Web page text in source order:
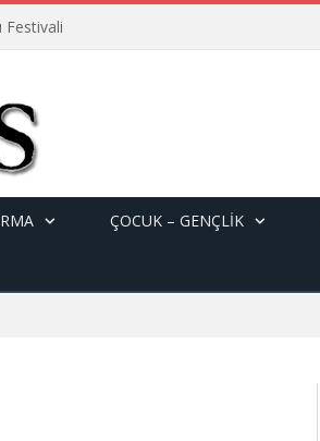
Festivali
ÇOCUK – GENÇLIK